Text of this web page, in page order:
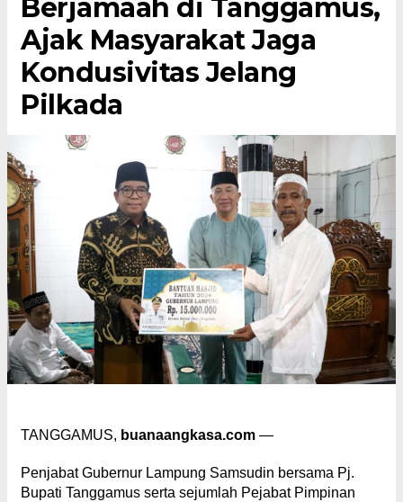
Berjamaah di Tanggamus,
Ajak Masyarakat Jaga
Kondusivitas Jelang
Pilkada
TANGGAMUS, buanaangkasa.com —
Penjabat Gubernur Lampung Samsudin bersama Pj.
Bupati Tanggamus serta sejumlah Pejabat Pimpinan